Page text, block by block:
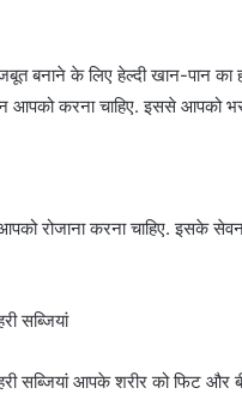
बनाने के लिए हेल्दी खान-पान
आपको करना चाहिए. इससे आपको
रोजाना करना चाहिए. इसके
सब्जियां
सब्जियां आपके शरीर को फिट और